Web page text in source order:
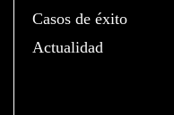
Casos de éxito
Actualidad